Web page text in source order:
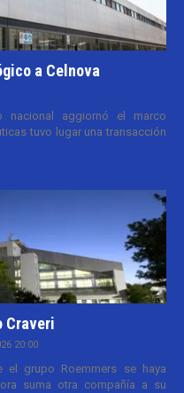
a Celnova
aggiornó el marco
tuvo lugar una transacción
Craveri
20:00
grupo Roemmers se haya
suma otra compañía a su